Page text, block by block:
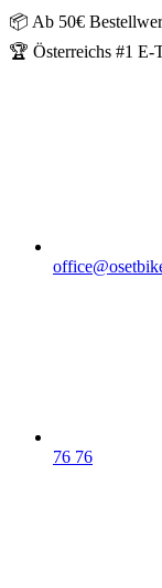
📦 Ab 50€
🏆 Österreichs #1 E-
76 76